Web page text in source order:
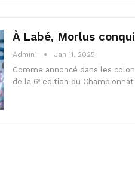
À Labé, Morlus
Admin1 Jan 11, 2025
Comme annoncé dans les
de la 6ᵉ édition du